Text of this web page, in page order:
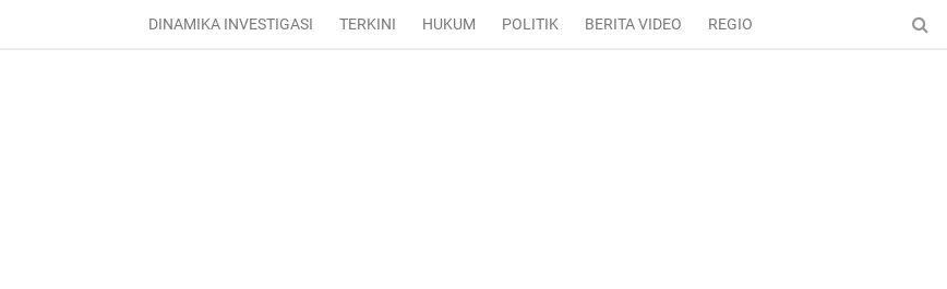
DINAMIKA INVESTIGASI TERKINI HUKUM POLITIK BERITA VIDEO REGIONAL ENTERTAINMENT